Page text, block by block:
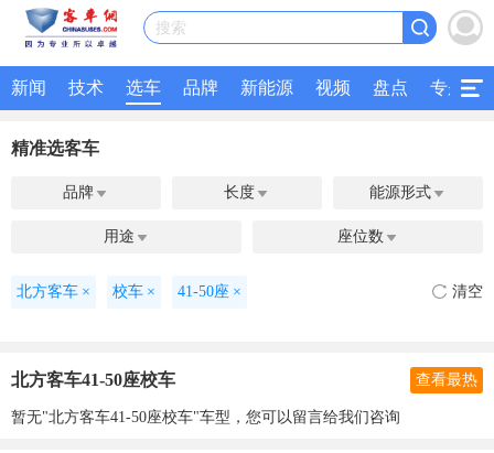
搜索
新闻 技术 选车 品牌 新能源 视频 盘点 专题
精准选客车
品牌  长度  能源形式 
用途  座位数 
北方客车 × 校车 × 41-50座 × 清空
北方客车41-50座校车 查看最热
暂无"北方客车41-50座校车"车型，您可以留言给我们咨询